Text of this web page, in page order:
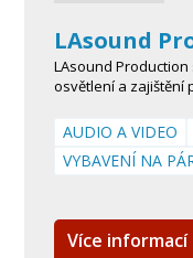
LAsound
LAsound
osvětlení a zajištění
AUDIO A VIDEO
VYBAVENÍ NA
Více informací